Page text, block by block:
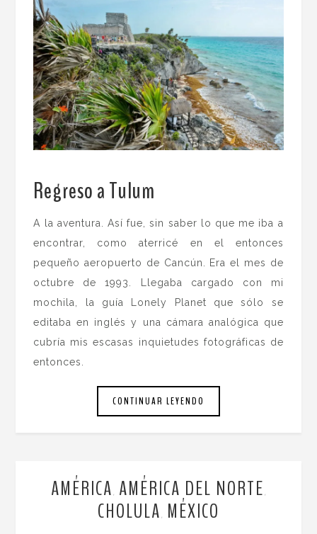
Regreso a Tulum
A la aventura. Así fue, sin saber lo que me iba a
encontrar, como aterricé en el entonces
pequeño aeropuerto de Cancún. Era el mes de
octubre de 1993. Llegaba cargado con mi
mochila, la guía Lonely Planet que sólo se
editaba en inglés y una cámara analógica que
cubría mis escasas inquietudes fotográficas de
entonces.
CONTINUAR LEYENDO
AMÉRICA AMÉRICA DEL NORTE
CHOLULA MÉXICO